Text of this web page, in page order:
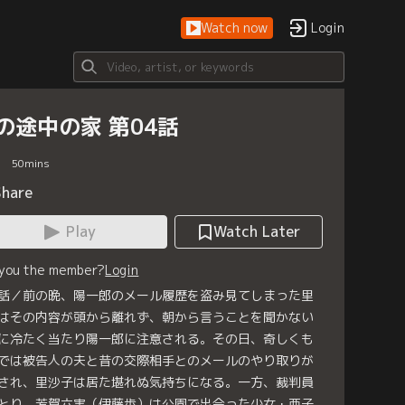
Watch now Login
途中の家 第04話
50mins
Play
Watch Later
the member?Login
／前の晩、陽一郎のメール履歴を盗み見てしまった里
その内容が頭から離れず、朝から言うことを聞かない
冷たく当たり陽一郎に注意される。その日、奇しくも
は被告人の夫と昔の交際相手とのメールのやり取りが
れ、里沙子は居た堪れぬ気持ちになる。一方、裁判員